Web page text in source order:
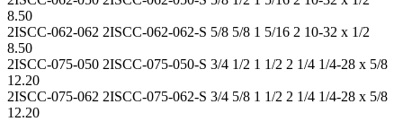
8.50
2ISCC-062-062 2ISCC-062-062-S 5/8 5/8 1 5/16 2 10-32 x 1/2
8.50
2ISCC-075-050 2ISCC-075-050-S 3/4 1/2 1 1/2 2 1/4 1/4-28 x 5/8
12.20
2ISCC-075-062 2ISCC-075-062-S 3/4 5/8 1 1/2 2 1/4 1/4-28 x 5/8
12.20